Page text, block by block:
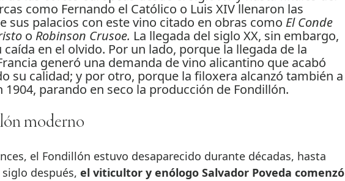
como Fernando el Católico o Luis XIV llenaron las
sus palacios con este vino citado en obras como El Conde
o Robinson Crusoe. La llegada del siglo XX, sin embargo,
en el olvido. Por un lado, porque la llegada de la
generó una demanda de vino alicantino que acabó
su calidad; y por otro, porque la filoxera alcanzó también a
1904, parando en seco la producción de Fondillón.
moderno
el Fondillón estuvo desaparecido durante décadas, hasta
después, el viticultor y enólogo Salvador Poveda comenzó